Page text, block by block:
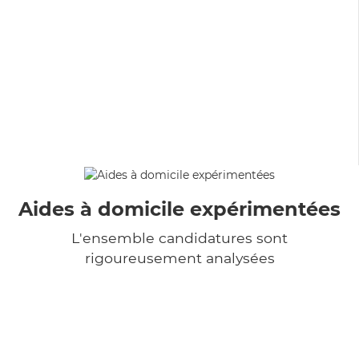
Aides à domicile expérimentées
L'ensemble candidatures sont
rigoureusement analysées